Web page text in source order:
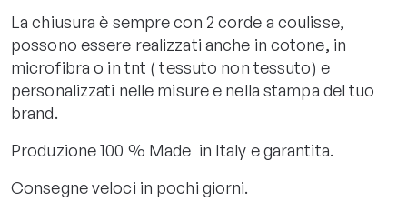
La chiusura è sempre con 2 corde a coulisse,
possono essere realizzati anche in cotone, in
microfibra o in tnt ( tessuto non tessuto) e
personalizzati nelle misure e nella stampa del tuo
brand.
Produzione 100 % Made in Italy e garantita.
Consegne veloci in pochi giorni.